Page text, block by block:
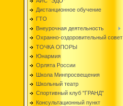
Дистанционное обучение
ГТО
Внеурочная деятельность
Охранно-оздоровительный совет
ТОЧКА ОПОРЫ
Юнармия
Орлята России
Школа Минпросвещения
Школьный театр
Спортивный клуб "ГРАНД"
Консультационный пункт